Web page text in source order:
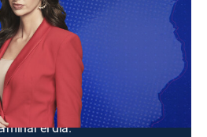
ocurridas hasta el final el
completa de las noticias de
con las cámaras desde el
que la audiencia quede bien
el día.